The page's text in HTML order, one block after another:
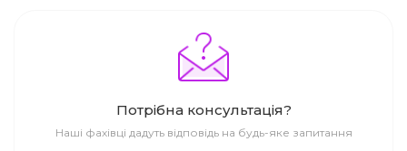
Потрібна консультація?
Наші фахівці дадуть відповідь на будь-яке запитання